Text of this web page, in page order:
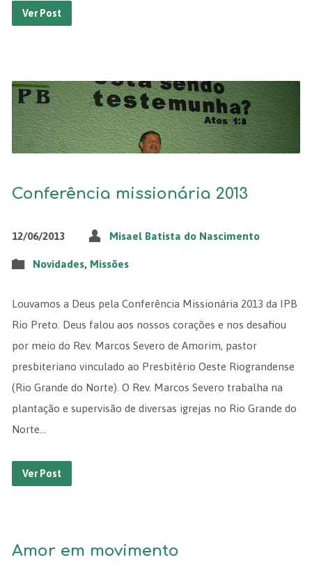
Ver Post
Conferência missionária 2013
12/06/2013 Misael Batista do Nascimento
Novidades, Missões
Louvamos a Deus pela Conferência Missionária 2013 da IPB
Rio Preto. Deus falou aos nossos corações e nos desafiou
por meio do Rev. Marcos Severo de Amorim, pastor
presbiteriano vinculado ao Presbitério Oeste Riograndense
(Rio Grande do Norte). O Rev. Marcos Severo trabalha na
plantação e supervisão de diversas igrejas no Rio Grande do
Norte…
Ver Post
Amor em movimento